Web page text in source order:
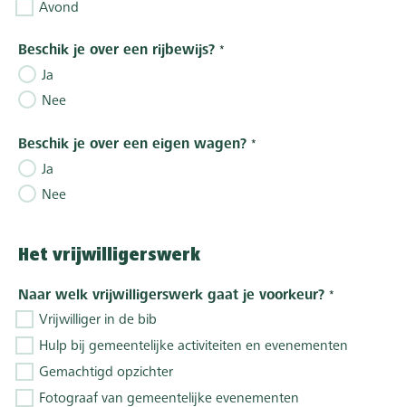
Avond
Beschik je over een rijbewijs?
Ja
Nee
Beschik je over een eigen wagen?
Ja
Nee
Het vrijwilligerswerk
Naar welk vrijwilligerswerk gaat je voorkeur?
Vrijwilliger in de bib
Hulp bij gemeentelijke activiteiten en evenementen
Gemachtigd opzichter
Fotograaf van gemeentelijke evenementen